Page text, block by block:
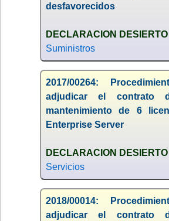
desfavorecidos
DECLARACION DESIERTO
Suministros
2017/00264:
adjudicar el contrato
mantenimiento de 6
Enterprise Server
DECLARACION DESIERTO
Servicios
2018/00014:
adjudicar el contrato